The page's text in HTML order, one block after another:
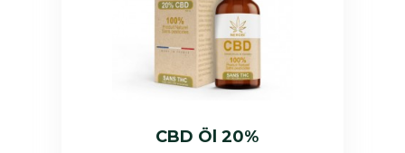
CBD Öl 20%